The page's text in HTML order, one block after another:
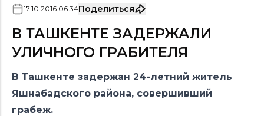
17.10.2016 06:34Поделиться
В ТАШКЕНТЕ ЗАДЕРЖАЛИ
УЛИЧНОГО ГРАБИТЕЛЯ
В Ташкенте задержан 24-летний житель
Яшнабадского района, совершивший
грабеж.